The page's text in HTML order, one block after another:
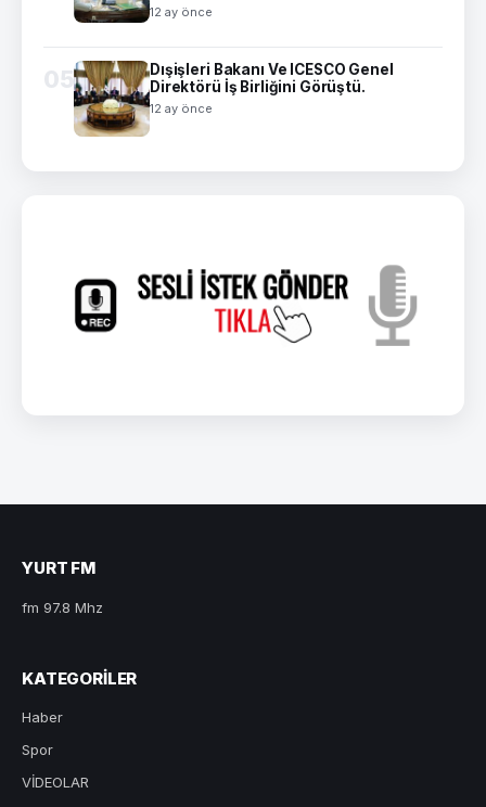
12 ay önce
05
Dışişleri Bakanı Ve ICESCO Genel
Direktörü İş Birliğini Görüştü.
12 ay önce
YURT FM
fm 97.8 Mhz
KATEGORILER
Haber
Spor
VİDEOLAR